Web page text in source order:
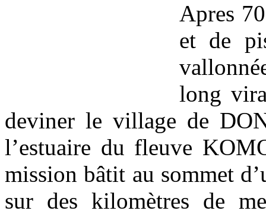
Apres
et de
long
deviner le village de
l’estuaire du fleuve
mission bâtit au sommet
sur des kilomètres de